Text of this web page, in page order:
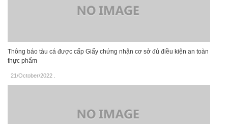
Thông báo tàu cá được cấp Giấy chứng nhận cơ sở đủ điều kiện an toàn
thực phẩm
21/October/2022